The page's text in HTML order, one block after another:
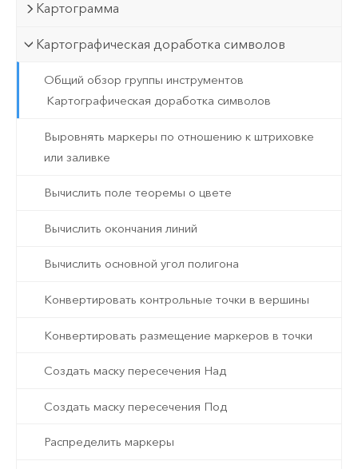
Картограмма
Картографическая доработка символов
Общий обзор группы инструментов
Картографическая доработка символов
Выровнять маркеры по отношению к штриховке
или заливке
Вычислить поле теоремы о цвете
Вычислить окончания линий
Вычислить основной угол полигона
Конвертировать контрольные точки в вершины
Конвертировать размещение маркеров в точки
Создать маску пересечения Над
Создать маску пересечения Под
Распределить маркеры